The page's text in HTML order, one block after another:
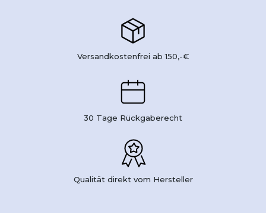
Versandkostenfrei ab 150,-€
30 Tage Rückgaberecht
Qualität direkt vom Hersteller